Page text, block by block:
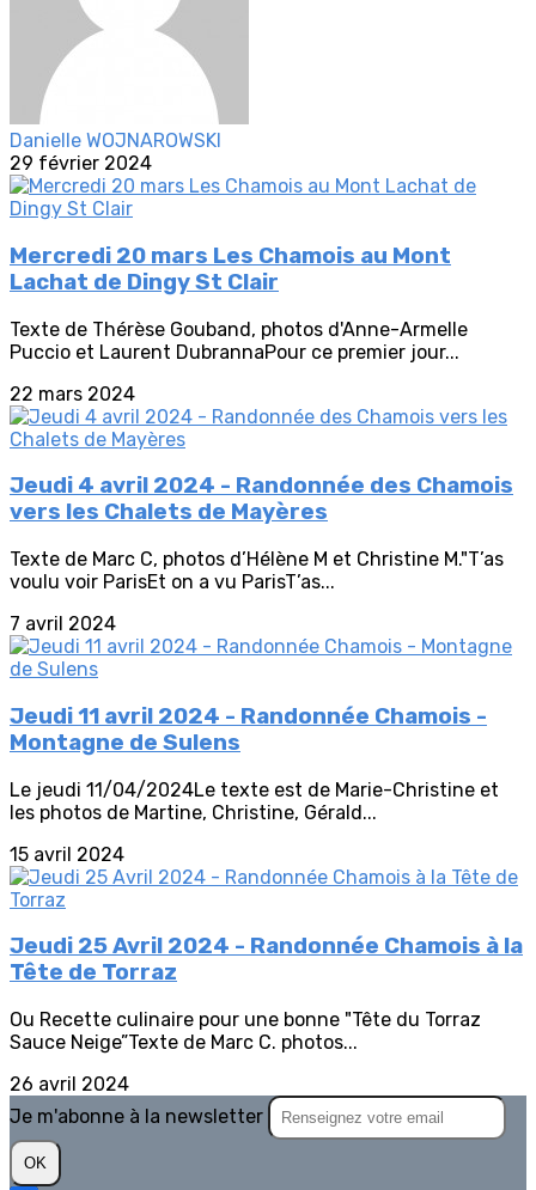
Danielle WOJNAROWSKI
29 février 2024
Mercredi 20 mars Les Chamois au Mont
Lachat de Dingy St Clair
Texte de Thérèse Gouband, photos d'Anne-Armelle
Puccio et Laurent DubrannaPour ce premier jour...
22 mars 2024
Jeudi 4 avril 2024 - Randonnée des Chamois
vers les Chalets de Mayères
Texte de Marc C, photos d’Hélène M et Christine M."T’as
voulu voir ParisEt on a vu ParisT’as...
7 avril 2024
Jeudi 11 avril 2024 - Randonnée Chamois -
Montagne de Sulens
Le jeudi 11/04/2024Le texte est de Marie-Christine et
les photos de Martine, Christine, Gérald...
15 avril 2024
Jeudi 25 Avril 2024 - Randonnée Chamois à la
Tête de Torraz
Ou Recette culinaire pour une bonne "Tête du Torraz
Sauce Neige”Texte de Marc C. photos...
26 avril 2024
Je m'abonne à la newsletter
OK